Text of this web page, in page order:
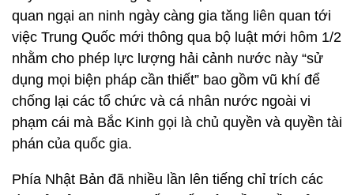
quan ngại an ninh ngày càng gia tăng liên quan tới
việc Trung Quốc mới thông qua bộ luật mới hôm 1/2
nhằm cho phép lực lượng hải cảnh nước này “sử
dụng mọi biện pháp cần thiết” bao gồm vũ khí để
chống lại các tổ chức và cá nhân nước ngoài vi
phạm cái mà Bắc Kinh gọi là chủ quyền và quyền tài
phán của quốc gia.
Phía Nhật Bản đã nhiều lần lên tiếng chỉ trích các